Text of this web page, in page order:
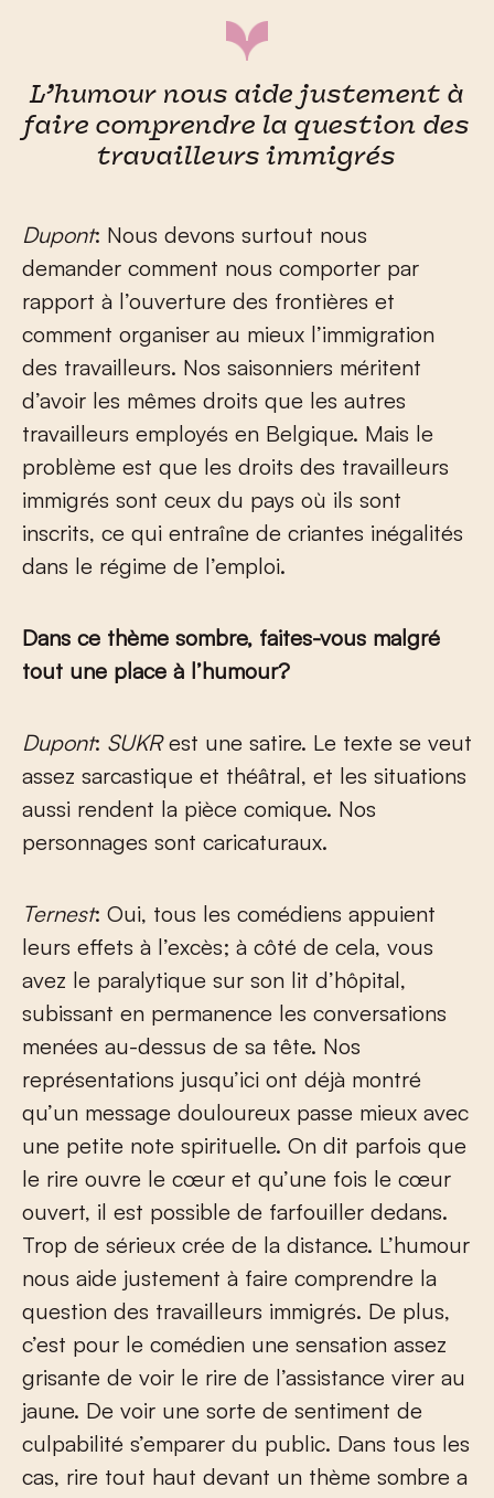
L’humour nous aide justement à
faire comprendre la question des
travailleurs immigrés
Dupont: Nous devons surtout nous
demander comment nous comporter par
rapport à l’ouverture des frontières et
comment organiser au mieux l’immigration
des travailleurs. Nos saisonniers méritent
d’avoir les mêmes droits que les autres
travailleurs employés en Belgique. Mais le
problème est que les droits des travailleurs
immigrés sont ceux du pays où ils sont
inscrits, ce qui entraîne de criantes inégalités
dans le régime de l’emploi.
Dans ce thème sombre, faites-vous malgré
tout une place à l’humour?
Dupont: SUKRest une satire. Le texte se veut
assez sarcastique et théâtral, et les situations
aussi rendent la pièce comique. Nos
personnages sont caricaturaux.
Ternest: Oui, tous les comédiens appuient
leurs effets à l’excès; à côté de cela, vous
avez le paralytique sur son lit d’hôpital,
subissant en permanence les conversations
menées au-dessus de sa tête. Nos
représentations jusqu’ici ont déjà montré
qu’un message douloureux passe mieux avec
une petite note spirituelle. On dit parfois que
le rire ouvre le cœur et qu’une fois le cœur
ouvert, il est possible de farfouiller dedans.
Trop de sérieux crée de la distance. L’humour
nous aide justement à faire comprendre la
question des travailleurs immigrés. De plus,
c’est pour le comédien une sensation assez
grisante de voir le rire de l’assistance virer au
jaune. De voir une sorte de sentiment de
culpabilité s’emparer du public. Dans tous les
cas, rire tout haut devant un thème sombre a